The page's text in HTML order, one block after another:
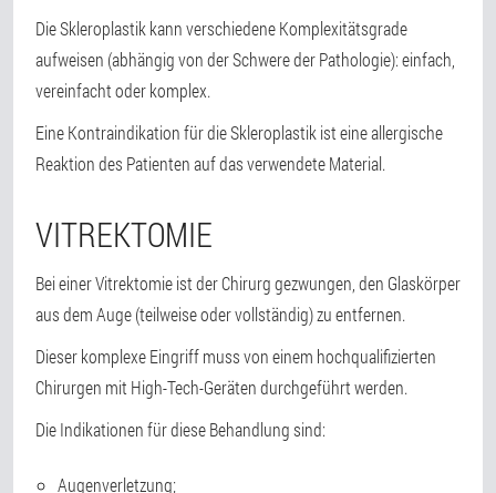
Die Skleroplastik kann verschiedene Komplexitätsgrade
aufweisen (abhängig von der Schwere der Pathologie): einfach,
vereinfacht oder komplex.
Eine Kontraindikation für die Skleroplastik ist eine allergische
Reaktion des Patienten auf das verwendete Material.
VITREKTOMIE
Bei einer Vitrektomie ist der Chirurg gezwungen, den Glaskörper
aus dem Auge (teilweise oder vollständig) zu entfernen.
Dieser komplexe Eingriff muss von einem hochqualifizierten
Chirurgen mit High-Tech-Geräten durchgeführt werden.
Die Indikationen für diese Behandlung sind:
Augenverletzung;